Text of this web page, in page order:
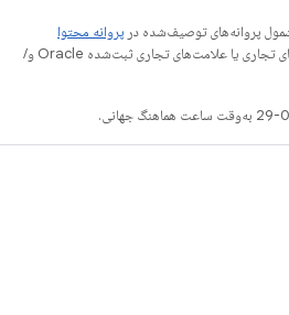
پروانه‌های توصیف‌شده در پروانه محتوا
هستند. جاوا و OpenJDK علامت‌های تجاری یا علامت‌های تجاری ثبت‌شده Oracle و/